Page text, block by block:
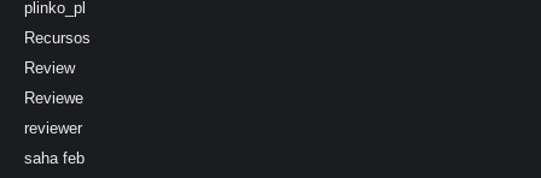
plinko_pl
Recursos
Review
Reviewe
reviewer
saha feb